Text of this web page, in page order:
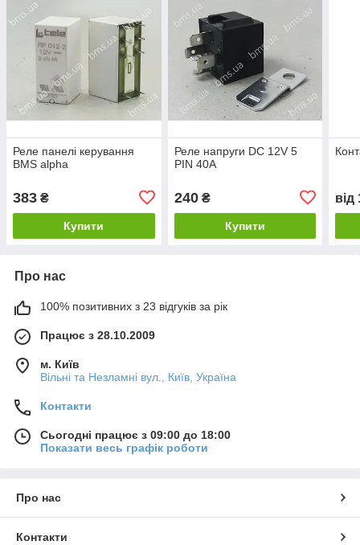
Реле панелі керування
BMS alpha
383 ₴
Купити
Реле напруги DC 12V 5
PIN 40A
240₴
Купити
від
Про нас
100% позитивних з 23 відгуків за рік
Працює з 28.10.2009
м. Київ
Вільні та Незламні вул., Київ, Україна
Контакти
Сьогодні працює з 09:00 до 18:00
Показати весь графік роботи
Про нас
Контакти